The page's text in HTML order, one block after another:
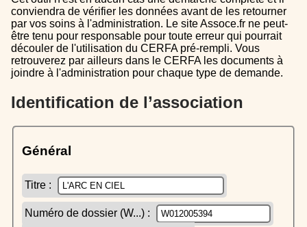
conviendra de vérifier les données avant de les retourner
par vos soins à l'administration. Le site Assoce.fr ne peut-
être tenu pour responsable pour toute erreur qui pourrait
découler de l'utilisation du CERFA pré-rempli. Vous
retrouverez par ailleurs dans le CERFA les documents à
joindre à l'administration pour chaque type de demande.
Identification de l’association
Général
Titre :
Numéro de dossier (W...) :